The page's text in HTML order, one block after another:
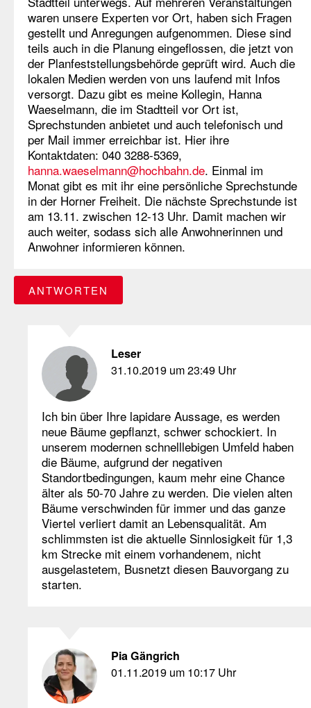
waren unsere Experten vor Ort, haben sich Fragen
gestellt und Anregungen aufgenommen. Diese sind
teils auch in die Planung eingeflossen, die jetzt von
der Planfeststellungsbehörde geprüft wird. Auch die
lokalen Medien werden von uns laufend mit Infos
versorgt. Dazu gibt es meine Kollegin, Hanna
Waeselmann, die im Stadtteil vor Ort ist,
Sprechstunden anbietet und auch telefonisch und
per Mail immer erreichbar ist. Hier ihre
Kontaktdaten: 040 3288-5369,
hanna.waeselmann@hochbahn.de. Einmal im
Monat gibt es mit ihr eine persönliche Sprechstunde
in der Horner Freiheit. Die nächste Sprechstunde ist
am 13.11. zwischen 12-13 Uhr. Damit machen wir
auch weiter, sodass sich alle Anwohnerinnen und
Anwohner informieren können.
ANTWORTEN
Leser
31.10.2019 um 23:49 Uhr
Ich bin über Ihre lapidare Aussage, es werden
neue Bäume gepflanzt, schwer schockiert. In
unserem modernen schnelllebigen Umfeld haben
die Bäume, aufgrund der negativen
Standortbedingungen, kaum mehr eine Chance
älter als 50-70 Jahre zu werden. Die vielen alten
Bäume verschwinden für immer und das ganze
Viertel verliert damit an Lebensqualität. Am
schlimmsten ist die aktuelle Sinnlosigkeit für 1,3
km Strecke mit einem vorhandenem, nicht
ausgelastetem, Busnetzt diesen Bauvorgang zu
starten.
Pia Gängrich
01.11.2019 um 10:17 Uhr